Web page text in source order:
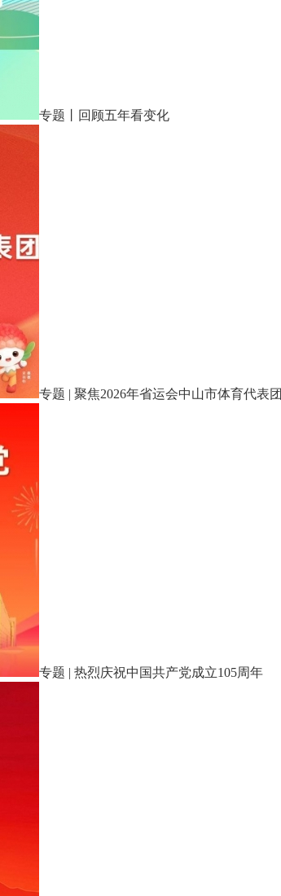
专题丨回顾五年看变化
专题 | 聚焦2026年省运会中山市体育代表团
专题 | 热烈庆祝中国共产党成立105周年